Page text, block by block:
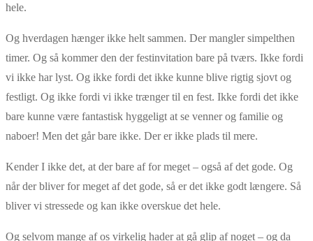
hele.
Og hverdagen hænger ikke helt sammen. Der mangler simpelthen
timer. Og så kommer den der festinvitation bare på tværs. Ikke fordi
vi ikke har lyst. Og ikke fordi det ikke kunne blive rigtig sjovt og
festligt. Og ikke fordi vi ikke trænger til en fest. Ikke fordi det ikke
bare kunne være fantastisk hyggeligt at se venner og familie og
naboer! Men det går bare ikke. Der er ikke plads til mere.
Kender I ikke det, at der bare af for meget – også af det gode. Og
når der bliver for meget af det gode, så er det ikke godt længere. Så
bliver vi stressede og kan ikke overskue det hele.
Og selvom mange af os virkelig hader at gå glip af noget – og da